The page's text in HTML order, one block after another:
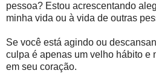
pessoa? Estou acrescentando
minha vida ou à vida de outras
Se você está agindo ou
culpa é apenas um velho hábito e
em seu coração.